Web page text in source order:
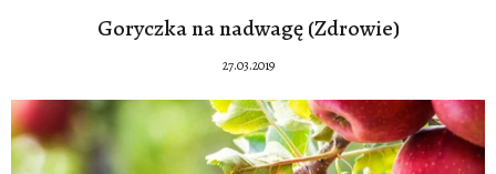
Goryczka na nadwagę (Zdrowie)
27.03.2019